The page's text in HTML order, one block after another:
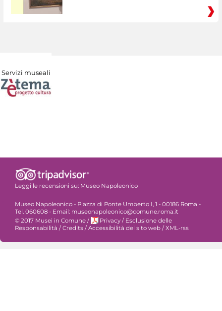
Servizi museali
Leggi le recensioni su: Museo Napoleonico
Museo Napoleonico - Piazza di Ponte Umberto I, 1 - 00186 Roma -
Tel. 060608 - Email: museonapoleonico@comune.roma.it
© 2017 Musei in Comune / Privacy / Esclusione delle
Responsabilità /Credits /Accessibilità del sito web /XML-rss